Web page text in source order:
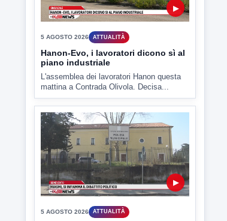
▶
ATTUALITÀ
Miasmi, si infiamma il dibattito
lL caso dei miasmi a Ponte Valentino
▶
ATTUALITÀ